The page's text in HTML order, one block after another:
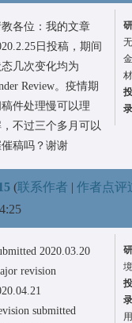
各位：我的文章
日投稿，期间
几次变化均为
Review。疫情期
稿件处理慢可以理
不过三个多月可以
稿吗？谢谢
(联系作者 | 作者点评
2020.03.20
revision
submitted
用